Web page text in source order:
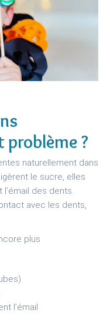
problème ?
naturellement dans
le sucre, elles
des dents.
avec les dents,
plus
l’émail